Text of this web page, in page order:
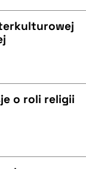
o roli religii